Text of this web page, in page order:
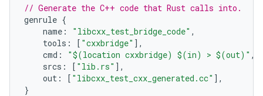
// Generate the C++ code that Rust calls into.
genrule {
name : "libcxx_test_bridge_code" ,
tools : [ "cxxbridge" ],
cmd : "$(location cxxbridge) $(in) > $(out)" ,
srcs : [ "lib.rs" ],
out : [ "libcxx_test_cxx_generated.cc" ],
}